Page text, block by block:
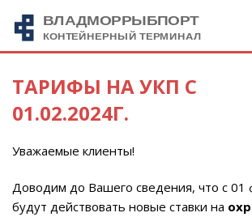
ТАРИФЫ НА УКП С
01.02.2024Г.
Уважаемые клиенты!
Доводим до Вашего сведения, что с 01
будут действовать новые ставки на